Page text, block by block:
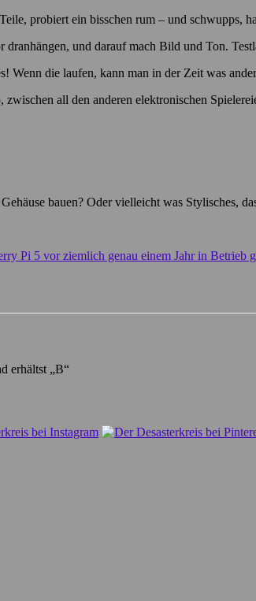
probiert ein bisschen rum – und schwupps,
und darauf mach Bild und Ton.
Wenn die laufen, kann man in der Zeit was
all den anderen elektronischen
bauen? Oder vielleicht was Stylisches,
Pi 5 vor ziemlich genau einem Jahr in Betrieb
erhältst „B“